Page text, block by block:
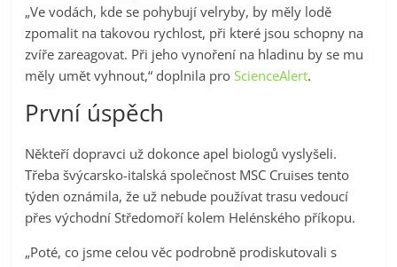
„Ve vodách, kde se pohybují velryby, by měly lodě
zpomalit na takovou rychlost, při které jsou schopny na
zvíře zareagovat. Při jeho vynoření na hladinu by se mu
měly umět vyhnout,“ doplnila proScienceAlert.
První úspěch
Někteří dopravci už dokonce apel biologů vyslyšeli.
Třeba švýcarsko-italská společnost MSC Cruises tento
týden oznámila, že už nebude používat trasu vedoucí
přes východní Středomoří kolem Helénského příkopu.
„Poté, co jsme celou věc podrobně prodiskutovali s